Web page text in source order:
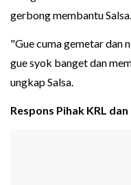
gerbong membantu Salsa.
"Gue cuma gemetar dan
gue syok banget dan
ungkap Salsa.
Respons Pihak KRL